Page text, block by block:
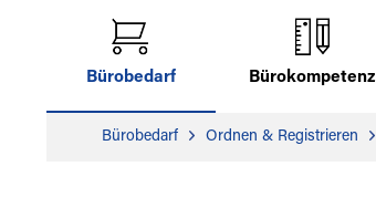
Bürobedarf Bürokompetenz
Bürobedarf Ordnen & Registrieren